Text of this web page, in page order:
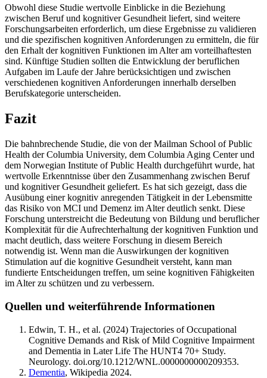
Obwohl diese Studie wertvolle Einblicke in die Beziehung
zwischen Beruf und kognitiver Gesundheit liefert, sind weitere
Forschungsarbeiten erforderlich, um diese Ergebnisse zu validieren
und die spezifischen kognitiven Anforderungen zu ermitteln, die für
den Erhalt der kognitiven Funktionen im Alter am vorteilhaftesten
sind. Künftige Studien sollten die Entwicklung der beruflichen
Aufgaben im Laufe der Jahre berücksichtigen und zwischen
verschiedenen kognitiven Anforderungen innerhalb derselben
Berufskategorie unterscheiden.
Fazit
Die bahnbrechende Studie, die von der Mailman School of Public
Health der Columbia University, dem Columbia Aging Center und
dem Norwegian Institute of Public Health durchgeführt wurde, hat
wertvolle Erkenntnisse über den Zusammenhang zwischen Beruf
und kognitiver Gesundheit geliefert. Es hat sich gezeigt, dass die
Ausübung einer kognitiv anregenden Tätigkeit in der Lebensmitte
das Risiko von MCI und Demenz im Alter deutlich senkt. Diese
Forschung unterstreicht die Bedeutung von Bildung und beruflicher
Komplexität für die Aufrechterhaltung der kognitiven Funktion und
macht deutlich, dass weitere Forschung in diesem Bereich
notwendig ist. Wenn man die Auswirkungen der kognitiven
Stimulation auf die kognitive Gesundheit versteht, kann man
fundierte Entscheidungen treffen, um seine kognitiven Fähigkeiten
im Alter zu schützen und zu verbessern.
Quellen und weiterführende Informationen
Edwin, T. H., et al. (2024) Trajectories of Occupational
Cognitive Demands and Risk of Mild Cognitive Impairment
and Dementia in Later Life The HUNT4 70+ Study.
Neurology. doi.org/10.1212/WNL.0000000000209353.
Dementia, Wikipedia 2024.